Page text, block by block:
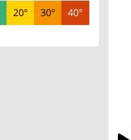
20° 30° 40°